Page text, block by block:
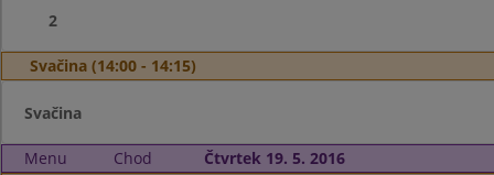
2
Svačina (14:00 - 14:15)
Svačina
Menu Chod
Čtvrtek 19. 5. 2016